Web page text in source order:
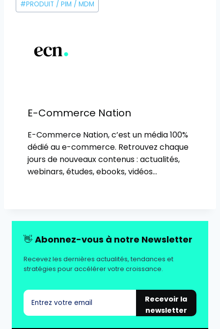
la
#PRODUIT / PIM / MDM
E-Commerce Nation
E-Commerce Nation, c’est un média 100%
dédié au e-commerce. Retrouvez chaque
jours de nouveaux contenus : actualités,
webinars, études, ebooks, vidéos…
👋 Abonnez-vous à notre Newsletter
Recevez les dernières actualités, tendances et
stratégies pour accélérer votre croissance.
Recevoir la
newsletter